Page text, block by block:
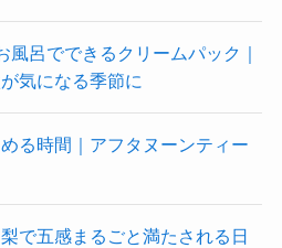
風呂でできるクリームパック｜
気になる季節に
る時間｜アフタヌーンティー
で五感まるごと満たされる日